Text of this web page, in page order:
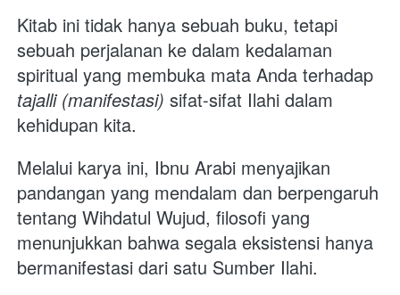
Kitab ini tidak hanya sebuah buku, tetapi
sebuah perjalanan ke dalam kedalaman
tajalli (manifestasi) sifat-sifat Ilahi dalam
kehidupan kita.
Melalui karya ini, Ibnu Arabi menyajikan
pandangan yang mendalam dan berpengaruh
tentang Wihdatul Wujud, filosofi yang
menunjukkan bahwa segala eksistensi hanya
bermanifestasi dari satu Sumber Ilahi.